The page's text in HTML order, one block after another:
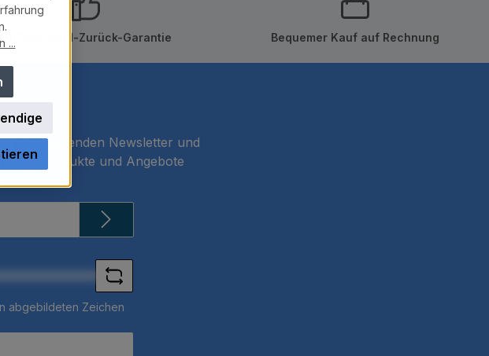
10 Tage Geld-Zurück-Garantie Bequemer Kauf auf Rechnung
erscheinenden Newsletter und
neue Produkte und Angebote
abgebildeten Zeichen